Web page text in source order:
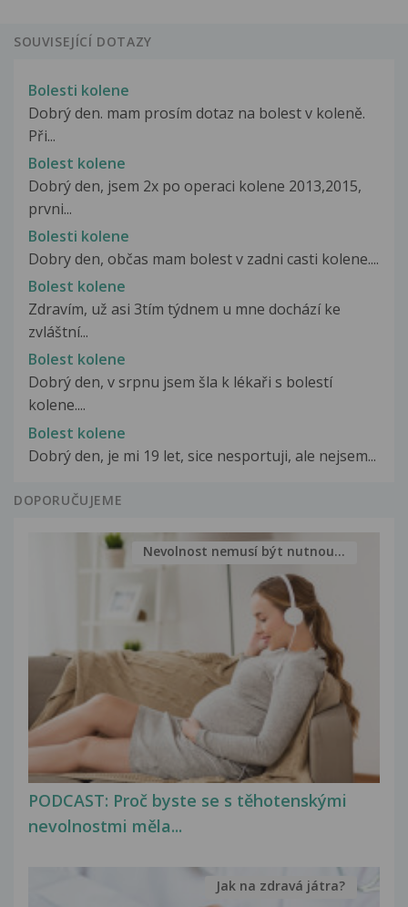
SOUVISEJÍCÍ DOTAZY
Bolesti kolene
Dobrý den. mam prosím dotaz na bolest v koleně.
Při...
Bolest kolene
Dobrý den, jsem 2x po operaci kolene 2013,2015,
prvni...
Bolesti kolene
Dobry den, občas mam bolest v zadni casti kolene....
Bolest kolene
Zdravím, už asi 3tím týdnem u mne dochází ke
zvláštní...
Bolest kolene
Dobrý den, v srpnu jsem šla k lékaři s bolestí
kolene....
Bolest kolene
Dobrý den, je mi 19 let, sice nesportuji, ale nejsem...
DOPORUČUJEME
PODCAST: Proč byste se s těhotenskými
nevolnostmi měla...
Nevolnost nemusí být nutnou...
Jak na zdravá játra?